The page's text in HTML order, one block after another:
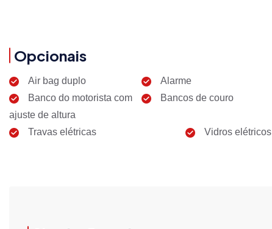
Opcionais
Air bag duplo Alarme
Banco do motorista com
ajuste de altura
Bancos de couro
Travas elétricas Vidros elétricos